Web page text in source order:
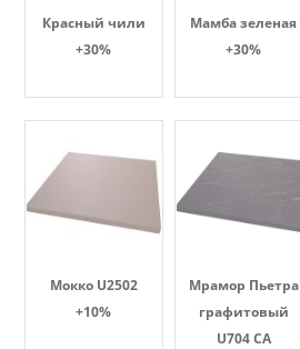
Красный чили
+30%
Мамба зеленая
+30%
Мокко U2502
+10%
Мрамор Пьетра
графитовый
U704 CA